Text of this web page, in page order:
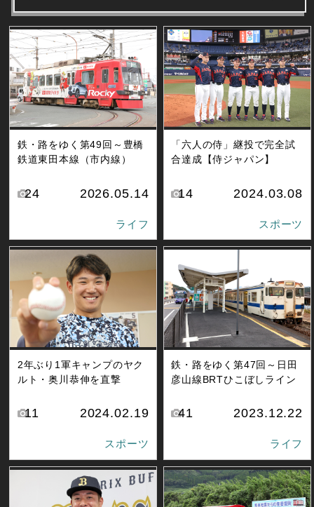
鉄・路をゆく第49回～豊橋
鉄道東田本線（市内線）
24 2026.05.14
ライフ
「六人の侍」継投で完全試
合達成【侍ジャパン】
14 2024.03.08
スポーツ
2年ぶり1軍キャンプのヤク
ルト・奥川恭伸を直撃
11 2024.02.19
スポーツ
鉄・路をゆく第47回～日田
彦山線BRTひこぼしライン
41 2023.12.22
ライフ